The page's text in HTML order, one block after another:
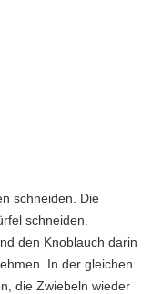
schneiden. Die
schneiden.
den Knoblauch darin
In der gleichen
die Zwiebeln wieder